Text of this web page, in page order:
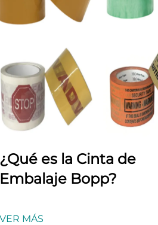
¿Qué es la Cinta de
Embalaje Bopp?
VER MÁS